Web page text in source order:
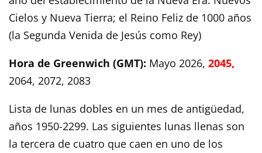
Cielos y Nueva Tierra; el Reino Feliz de 1000 años
(la Segunda Venida de Jesús como Rey)
Hora de Greenwich (GMT): Mayo 2026, 2045,
2064, 2072, 2083
Lista de lunas dobles en un mes de antigüedad,
años 1950-2299. Las siguientes lunas llenas son
la tercera de cuatro que caen en uno de los